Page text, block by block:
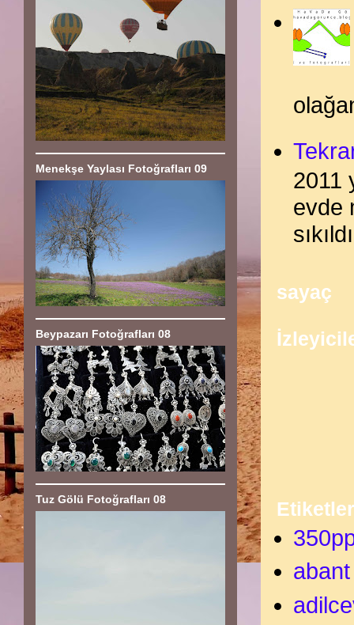
2011
evde
sayaç
Etiketler
abant
Menekşe Yaylası Fotoğrafları 09
Beypazarı Fotoğrafları 08
Tuz Gölü Fotoğrafları 08